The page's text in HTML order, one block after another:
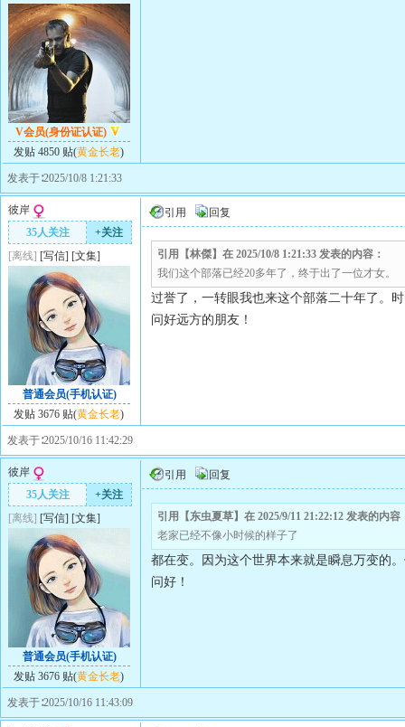
V会员(身份证认证)
发贴 4850 贴(黄金长老)
发表于∶2025/10/8 1:21:33
彼岸
35人关注
+关注
[离线] [写信] [文集]
普通会员(手机认证)
发贴 3676 贴(黄金长老)
引用 回复
引用【林傑】在 2025/10/8 1:21:33 发表的内容：
我们这个部落已经20多年了，终于出了一位才女。
过誉了，一转眼我也来这个部落二十年了。
问好远方的朋友！
发表于∶2025/10/16 11:42:29
彼岸
35人关注
+关注
[离线] [写信] [文集]
普通会员(手机认证)
发贴 3676 贴(黄金长老)
引用 回复
引用【东虫夏草】在 2025/9/11 21:22:12 发表的内容
老家已经不像小时候的样子了
都在变。因为这个世界本来就是瞬息万变的
问好！
发表于∶2025/10/16 11:43:09